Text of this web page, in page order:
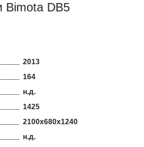
Bimota DB5
2013
164
н.д.
1425
2100х680х1240
н.д.